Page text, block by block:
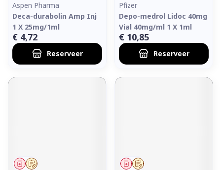
Aspen Pharma
Deca-durabolin Amp Inj
1 X 25mg/1ml
€ 4,72
Reserveer
Pfizer
Depo-medrol Lidoc 40mg
Vial 40mg/ml 1 X 1ml
€ 10,85
Reserveer
Op voorschrift
Geneesmiddel Op voorschrift
Geneesmiddel